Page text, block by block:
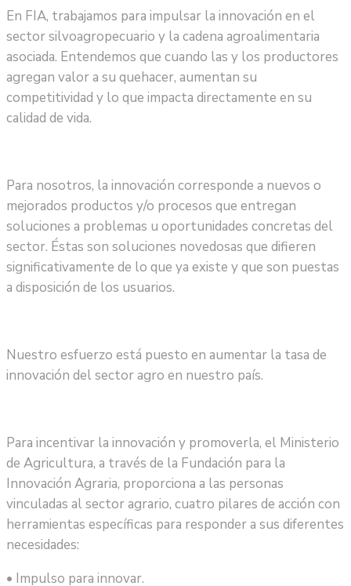
En FIA, trabajamos para impulsar la innovación en el
sector silvoagropecuario y la cadena agroalimentaria
asociada. Entendemos que cuando las y los productores
agregan valor a su quehacer, aumentan su
competitividad y lo que impacta directamente en su
calidad de vida.
Para nosotros, la innovación corresponde a nuevos o
mejorados productos y/o procesos que entregan
soluciones a problemas u oportunidades concretas del
sector. Éstas son soluciones novedosas que difieren
significativamente de lo que ya existe y que son puestas
a disposición de los usuarios.
Nuestro esfuerzo está puesto en aumentar la tasa de
innovación del sector agro en nuestro país.
Para incentivar la innovación y promoverla, el Ministerio
de Agricultura, a través de la Fundación para la
Innovación Agraria, proporciona a las personas
vinculadas al sector agrario, cuatro pilares de acción con
herramientas específicas para responder a sus diferentes
necesidades:
• Impulso para innovar.